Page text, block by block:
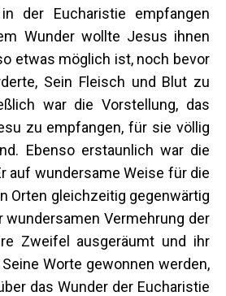
der Eucharistie empfangen
Wunder wollte Jesus ihnen
etwas möglich ist, noch bevor
Sein Fleisch und Blut zu
war die Vorstellung, das
zu empfangen, für sie völlig
Ebenso erstaunlich war die
auf wundersame Weise für die
Orten gleichzeitig gegenwärtig
wundersamen Vermehrung der
Zweifel ausgeräumt und ihr
Worte gewonnen werden,
das Wunder der Eucharistie